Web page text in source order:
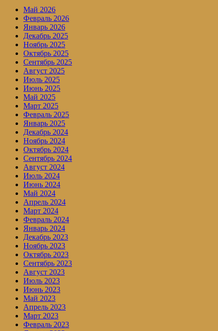
Май 2026
Февраль 2026
Январь 2026
Декабрь 2025
Ноябрь 2025
Октябрь 2025
Сентябрь 2025
Август 2025
Июль 2025
Июнь 2025
Май 2025
Март 2025
Февраль 2025
Январь 2025
Декабрь 2024
Ноябрь 2024
Октябрь 2024
Сентябрь 2024
Август 2024
Июль 2024
Июнь 2024
Май 2024
Апрель 2024
Март 2024
Февраль 2024
Январь 2024
Декабрь 2023
Ноябрь 2023
Октябрь 2023
Сентябрь 2023
Август 2023
Июль 2023
Июнь 2023
Май 2023
Апрель 2023
Март 2023
Февраль 2023